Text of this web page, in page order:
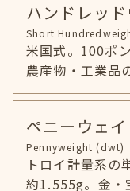
ハンドレッド
Short
米国式。100ポ
農産物・工業品
ペニーウェイ
Pennyweight (dwt)
トロイ計量系の
約1.555g。金・